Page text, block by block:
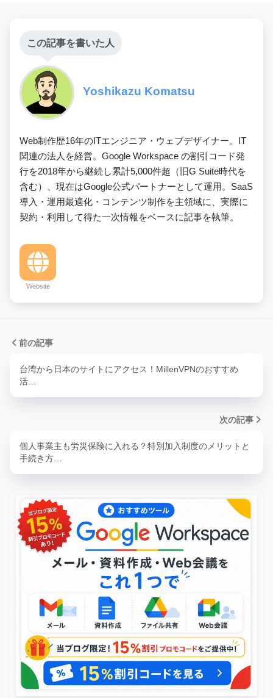
この記事を書いた人
Yoshikazu Komatsu
Web制作歴16年のITエンジニア・ウェブデザイナー。IT
関連の法人を経営。Google Workspace の割引コード発
行を2018年から継続し累計5,000件超（旧G Suite時代を
含む）、現在はGoogle公式パートナーとして運用。SaaS
導入・運用最適化・コンテンツ制作を主領域に、実際に
契約・利用して得た一次情報をベースに記事を執筆。
Website
前の記事
台湾から日本のサイトにアクセス！MillenVPNのおすすめ
活…
次の記事
個人事業主も労災保険に入れる？特別加入制度のメリットと
手続き方…